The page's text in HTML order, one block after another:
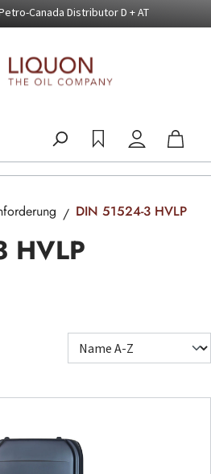
Canada Distributor D + AT
DIN 51524-3 HVLP
HVLP